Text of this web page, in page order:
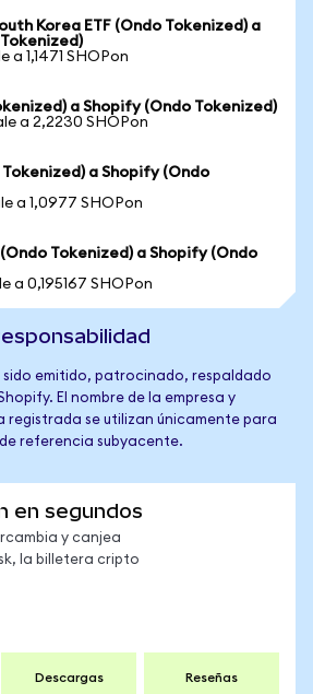
Korea ETF (Ondo Tokenized) a
a 1,1471 SHOPon
a Shopify (Ondo Tokenized)
a 2,2230 SHOPon
a Shopify (Ondo
a 1,0977 SHOPon
Tokenized) a Shopify (Ondo
a 0,195167 SHOPon
sido emitido, patrocinado, respaldado
El nombre de la empresa y
registrada se utilizan únicamente para
referencia subyacente.
en segundos
y canjea
la billetera cripto
Descargas Reseñas